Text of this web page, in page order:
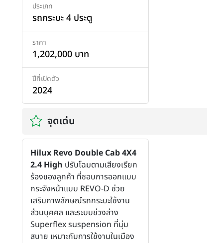
ประเภท
รถกระบะ 4 ประตู
ราคา
1,202,000 บาท
ปีที่เปิดตัว
2024
จุดเด่น
Hilux Revo Double Cab 4X4
2.4 High ปรับโฉมตามเสียงเรียก
ร้องของลูกค้า ที่ชอบการออกแบบ
กระจังหน้าแบบ REVO-D ช่วย
เสริมภาพลักษณ์รถกระบะใช้งาน
ส่วนบุคคล และระบบช่วงล่าง
Superflex suspension ที่นุ่ม
สบาย เหมาะกับการใช้งานในเมือง